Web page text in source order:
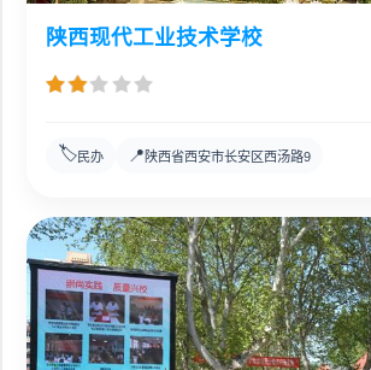
陕西现代工业技术学校
🏷️民办 📍 陕西省西安市长安区西汤路9